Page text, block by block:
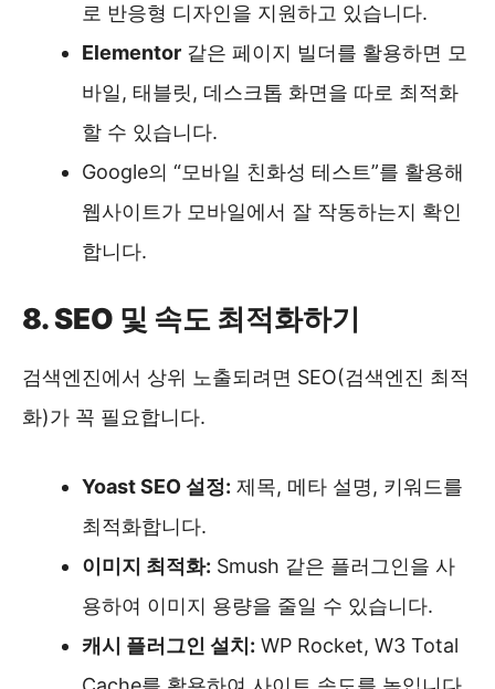
로 반응형 디자인을 지원하고 있습니다.
Elementor 같은 페이지 빌더를 활용하면 모
바일, 태블릿, 데스크톱 화면을 따로 최적화
할 수 있습니다.
Google의 “모바일 친화성 테스트”를 활용해
웹사이트가 모바일에서 잘 작동하는지 확인
합니다.
8. SEO 및 속도 최적화하기
검색엔진에서 상위 노출되려면 SEO(검색엔진 최적
화)가 꼭 필요합니다.
Yoast SEO 설정: 제목, 메타 설명, 키워드를
최적화합니다.
이미지 최적화: Smush 같은 플러그인을 사
용하여 이미지 용량을 줄일 수 있습니다.
캐시 플러그인 설치: WP Rocket, W3 Total